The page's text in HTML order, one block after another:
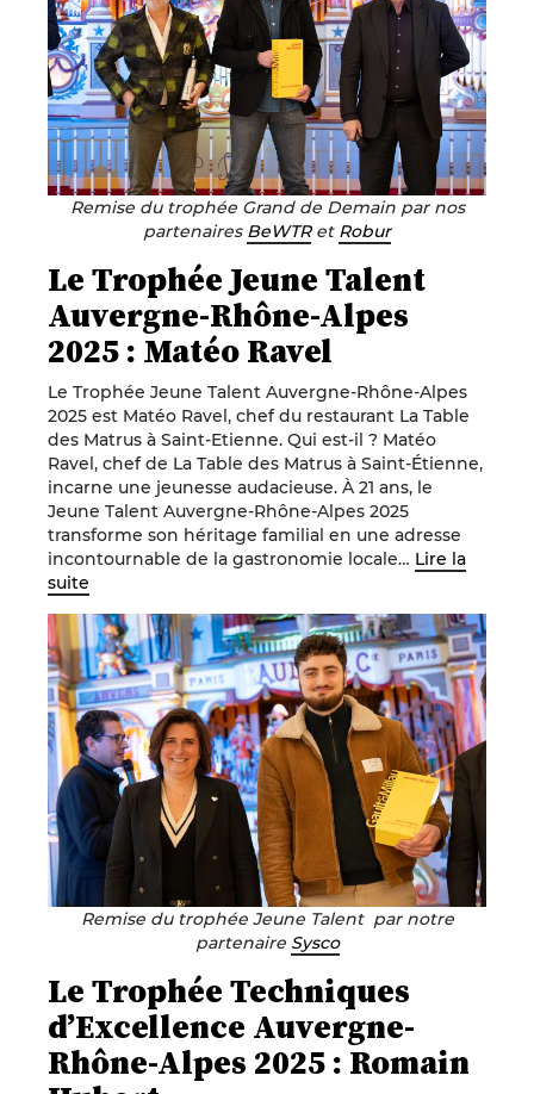
Remise du trophée Grand de Demain par nos
partenaires BeWTRet Robur
Le Trophée Jeune Talent
Auvergne-Rhône-Alpes
2025 : Matéo Ravel
Le Trophée Jeune Talent Auvergne-Rhône-Alpes
2025 est Matéo Ravel, chef du restaurant La Table
des Matrus à Saint-Etienne. Qui est-il ? Matéo
Ravel, chef de La Table des Matrus à Saint-Étienne,
incarne une jeunesse audacieuse. À 21 ans, le
Jeune Talent Auvergne-Rhône-Alpes 2025
transforme son héritage familial en une adresse
incontournable de la gastronomie locale… Lire la
suite
Remise du trophée Jeune Talent par notre
partenaire Sysco
Le Trophée Techniques
d’Excellence Auvergne-
Rhône-Alpes 2025 : Romain